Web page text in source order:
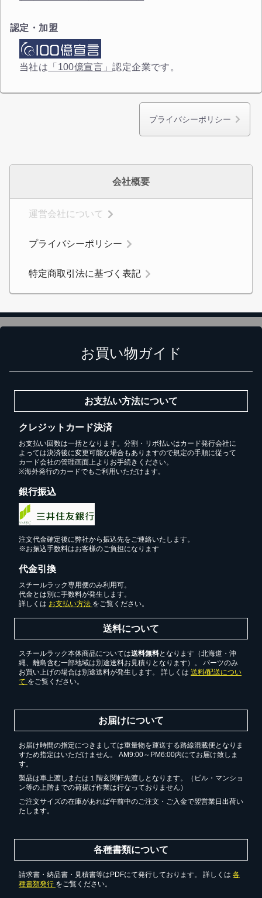
会社概要
運営会社について
プライバシーポリシー
特定商取引法に基づく表記
認定・加盟
当社は 「100億宣言」認定企業です。
プライバシーポリシー
お買い物ガイド
お支払い方法について
クレジットカード決済
お支払い回数は一括となります。分割・リボ払いはカード発行会社に
よっては決済後に変更可能な場合もありますので規定の手順に従って
カード会社の管理画面上よりお手続きください。
※海外発行のカードでもご利用いただけます。
銀行振込
注文代金確定後に弊社から振込先をご連絡いたします。
※お振込手数料はお客様のご負担になります
代金引換
スチールラック専用便のみ利用可。
代金とは別に手数料が発生します。
詳しくは お支払い方法 をご覧ください。
送料について
スチールラック本体商品については送料無料となります（北海道・沖
縄、離島含む一部地域は別途送料お見積りとなります）。 パーツのみ
お買い上げの場合は別途送料が発生します。 詳しくは 送料/配送につい
て をご覧ください。
お届けについて
お届け時間の指定につきましては重量物を運送する路線混載便となりま
すため指定はいただけません。 AM9:00～PM6:00内にてお届け致しま
す。
製品は車上渡しまたは１階玄関軒先渡しとなります。（ビル・マンショ
ン等の上階までの荷揚げ作業は行なっておりません）
ご注文サイズの在庫があれば午前中のご注文・ご入金で翌営業日出荷い
たします。
各種書類について
請求書・納品書・見積書等はPDFにて発行しております。 詳しくは 各
種書類発行 をご覧ください。
無料お見積する
お買い物を続ける